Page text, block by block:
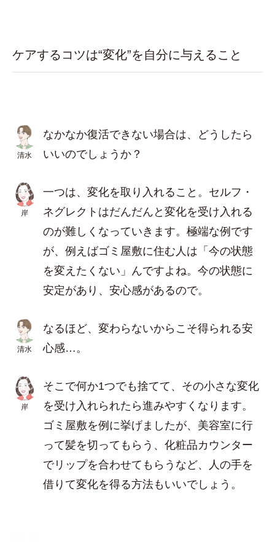
ケアするコツは“変化”を自分に与えること
清水
なかなか復活できない場合は、どうしたら
いいのでしょうか？
岸
一つは、変化を取り入れること。セルフ・
ネグレクトはだんだんと変化を受け入れる
のが難しくなっていきます。極端な例です
が、例えばゴミ屋敷に住む人は「今の状態
を変えたくない」んですよね。今の状態に
安定があり、安心感があるので。
清水
なるほど、変わらないからこそ得られる安
心感…。
岸
そこで何か1つでも捨てて、その小さな変化
を受け入れられたら進みやすくなります。
ゴミ屋敷を例に挙げましたが、美容室に行
って髪を切ってもらう、化粧品カウンター
でリップを合わせてもらうなど、人の手を
借りて変化を得る方法もいいでしょう。